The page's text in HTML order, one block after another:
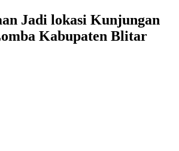
Jadi lokasi Kunjungan
Kabupaten Blitar